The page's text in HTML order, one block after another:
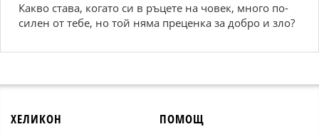
Какво става, когато си в ръцете на човек, много по-
силен от тебе, но той няма преценка за добро и зло?
ХЕЛИКОН ПОМОЩ